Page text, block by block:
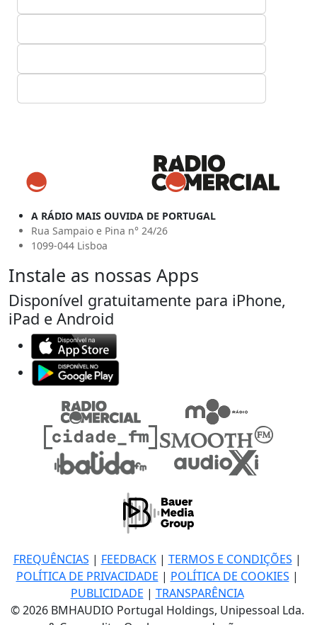
A RÁDIO MAIS OUVIDA DE PORTUGAL
Rua Sampaio e Pina n° 24/26
1099-044 Lisboa
Instale as nossas Apps
Disponível gratuitamente para iPhone,
iPad e Android
FREQUÊNCIAS | FEEDBACK| TERMOS E CONDIÇÕES |
POLÍTICA DE PRIVACIDADE | POLÍTICA DE COOKIES |
PUBLICIDADE | TRANSPARÊNCIA
© 2026 BMHAUDIO Portugal Holdings, Unipessoal Lda.